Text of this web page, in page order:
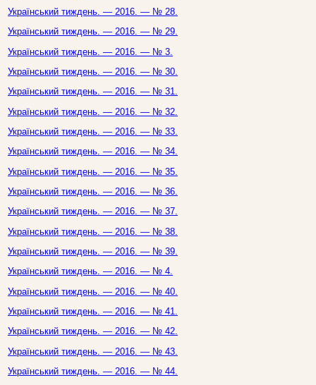
Український тиждень. — 2016. — № 28.
Український тиждень. — 2016. — № 29.
Український тиждень. — 2016. — № 3.
Український тиждень. — 2016. — № 30.
Український тиждень. — 2016. — № 31.
Український тиждень. — 2016. — № 32.
Український тиждень. — 2016. — № 33.
Український тиждень. — 2016. — № 34.
Український тиждень. — 2016. — № 35.
Український тиждень. — 2016. — № 36.
Український тиждень. — 2016. — № 37.
Український тиждень. — 2016. — № 38.
Український тиждень. — 2016. — № 39.
Український тиждень. — 2016. — № 4.
Український тиждень. — 2016. — № 40.
Український тиждень. — 2016. — № 41.
Український тиждень. — 2016. — № 42.
Український тиждень. — 2016. — № 43.
Український тиждень. — 2016. — № 44.